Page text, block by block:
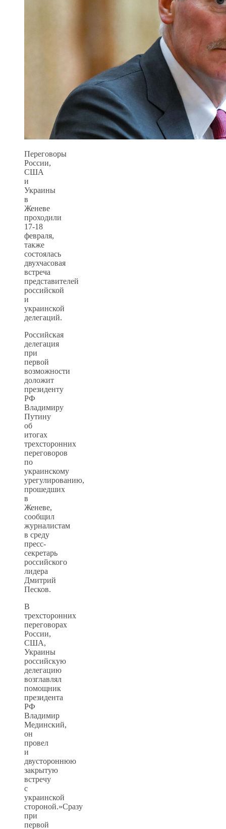
Переговоры
России,
США
и
Украины
в
Женеве
проходили
17-18
февраля,
также
состоялась
двухчасовая
встреча
представителей
российской
и
украинской
делегаций.
Российская
делегация
при
первой
возможности
доложит
президенту
РФ
Владимиру
Путину
об
итогах
трехсторонних
переговоров
по
украинскому
урегулированию,
прошедших
в
Женеве,
сообщил
журналистам
в среду
пресс-
секретарь
российского
лидера
Дмитрий
Песков.
В
трехсторонних
переговорах
России,
США,
Украины
российскую
делегацию
возглавлял
помощник
президента
РФ
Владимир
Мединский,
он
провел
и
двустороннюю
закрытую
встречу
с
украинской
стороной.»Сразу
при
первой